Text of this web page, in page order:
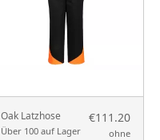
Oak Latzhose
Über 100 auf Lager
€111.20
ohne